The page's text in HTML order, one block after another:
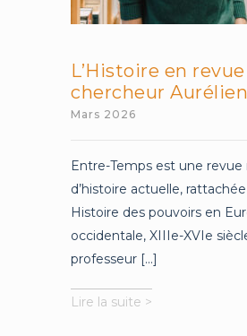
L’Histoire en
chercheur
Mars 2026
Entre-Temps est une
d’histoire actuelle,
Histoire des pouvoirs en
occidentale, XIIIe-XVIe
professeur [...]
Lire la suite >